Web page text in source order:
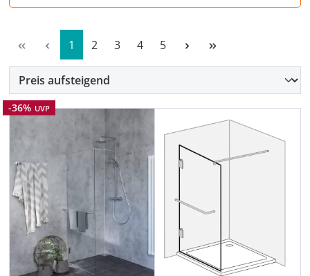
Seite
1 Seite
2 Seite
3 Seite
4 Seite
5
Rabatt
-36% UVP